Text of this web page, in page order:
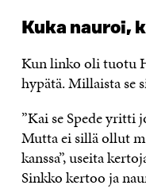
Kuka nauroi,
Kun linko oli tuotu
hypätä. Millaista se
”Kai se Spede yritti
Mutta ei sillä ollut
kanssa”, useita
Sinkko kertoo ja